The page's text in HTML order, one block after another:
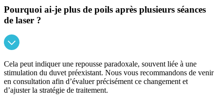
Pourquoi ai-je plus de poils après plusieurs séances
de laser ?
Cela peut indiquer une repousse paradoxale, souvent liée à une
stimulation du duvet préexistant. Nous vous recommandons de venir
en consultation afin d’évaluer précisément ce changement et
d’ajuster la stratégie de traitement.